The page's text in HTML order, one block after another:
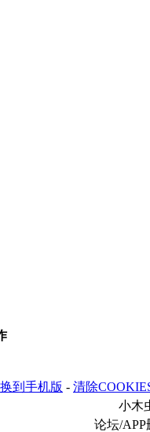
到手机版 - 清除
小木
论坛/APP